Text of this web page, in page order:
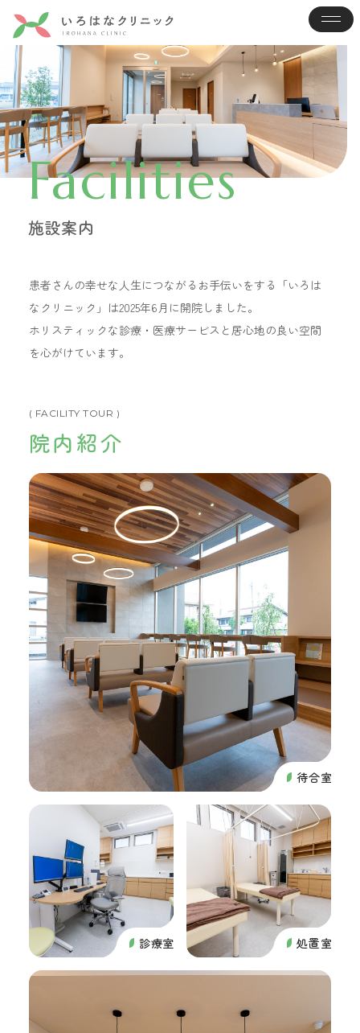
Facilities
施設案内
患者さんの幸せな人生につながるお手伝いをする「いろは
なクリニック」は2025年6月に開院しました。
ホリスティックな診療・医療サービスと居心地の良い空間
を心がけています。
( FACILITY TOUR )
院内紹介
待合室
診療室 処置室